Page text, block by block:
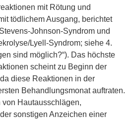
mit Rötung und
tödlichem Ausgang, berichtet
Johnson-Syndrom und
Lyell-Syndrom; siehe 4.
sind möglich?“). Das höchste
scheint zu Beginn der
diese Reaktionen in der
Behandlungsmonat auftraten.
Hautausschlägen,
sonstigen Anzeichen einer